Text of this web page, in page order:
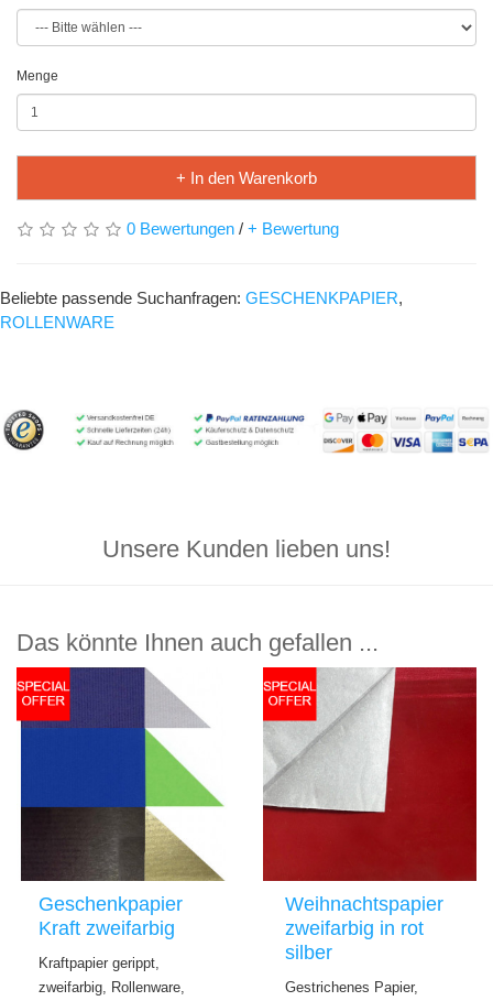
Menge
+ In den Warenkorb
0 Bewertungen / + Bewertung
Beliebte passende Suchanfragen: GESCHENKPAPIER,
ROLLENWARE
Unsere Kunden lieben uns!
Das könnte Ihnen auch gefallen ...
Geschenkpapier
Kraft zweifarbig
Kraftpapier gerippt,
zweifarbig, Rollenware,
Weihnachtspapier
zweifarbig in rot
silber
Gestrichenes Papier,